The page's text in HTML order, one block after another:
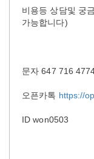
비용등 상담및 궁
가능합니다)
문자 647 716
오픈카톡 https://
ID won0503